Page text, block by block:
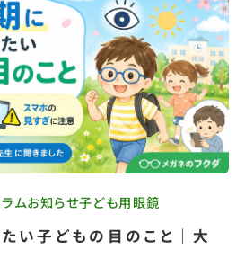
問い合わせ
ムお知らせ子ども用眼鏡
い子どもの目のこと｜大